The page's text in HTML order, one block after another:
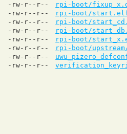
-rw-r--r--
rpi-boot/
-rw-r--r--
rpi-boot/
-rw-r--r--
rpi-boot/
-rw-r--r--
rpi-boot/
-rw-r--r--
rpi-boot/
-rw-r--r--
rpi-boot/
-rw-r--r--
-rw-r--r--